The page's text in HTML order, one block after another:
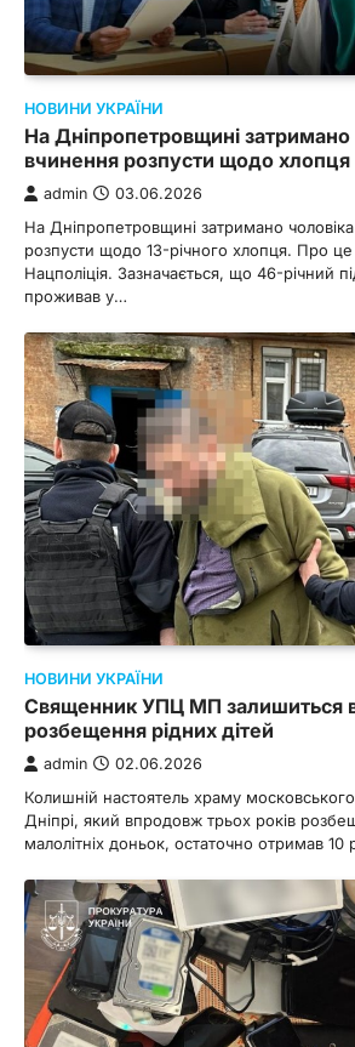
НОВИНИ УКРАЇНИ
На Дніпропетровщині затримано
вчинення розпусти щодо хлопця
admin 03.06.2026
На Дніпропетровщині затримано
розпусти щодо 13-річного хлопця. Про
Нацполіція. Зазначається, що 46-річний
проживав у…
НОВИНИ УКРАЇНИ
Священник УПЦ МП залишиться
розбещення рідних дітей
admin 02.06.2026
Колишній настоятель храму московського
Дніпрі, який впродовж трьох років
малолітніх доньок, остаточно отримав 10